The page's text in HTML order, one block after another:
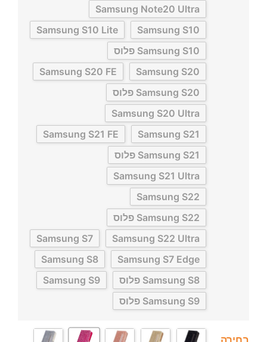
Samsung Note20 Ultra
Samsung S10
Samsung S10 Lite
Samsung S10 פלוס
Samsung S20
Samsung S20 FE
Samsung S20 פלוס
Samsung S20 Ultra
Samsung S21
Samsung S21 FE
Samsung S21 פלוס
Samsung S21 Ultra
Samsung S22
Samsung S22 פלוס
Samsung S22 Ultra
Samsung S7
Samsung S7 Edge
Samsung S8
Samsung S8 פלוס
Samsung S9
Samsung S9 פלוס
בחירה